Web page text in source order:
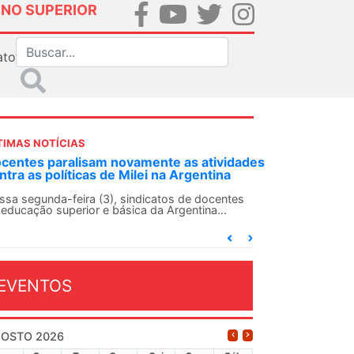
SUPERIOR
NOTÍCIAS
SN convoca docentes para Dia de
Internacionalista com Cuba em
de agosto
SN conclama suas seções sindicais e o